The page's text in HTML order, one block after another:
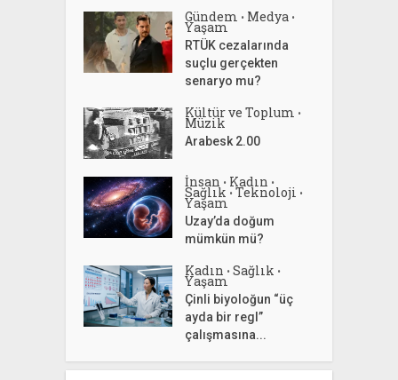
Gündem • Medya •
Yaşam
RTÜK cezalarında
suçlu gerçekten
senaryo mu?
Kültür ve Toplum •
Müzik
Arabesk 2.00
İnsan • Kadın •
Sağlık • Teknoloji •
Yaşam
Uzay’da doğum
mümkün mü?
Kadın • Sağlık •
Yaşam
Çinli biyoloğun “üç
ayda bir regl”
çalışmasına...